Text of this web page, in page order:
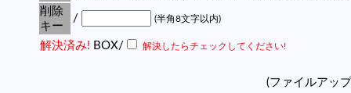
削除
キー
/ (半角8文字以内)
解決済み! BOX/ 解決したらチェックしてください!
(ファイルアッ